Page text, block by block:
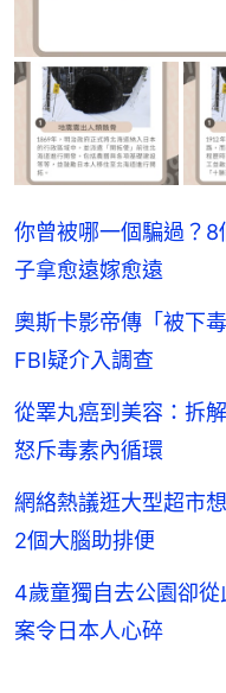
你曾被哪一個騙過？
子拿愈遠嫁愈遠
奧斯卡影帝傳「被下
FBI疑介入調查
從睪丸癌到美容：拆
怒斥毒素內循環
網絡熱議逛大型超市
2個大腦助排便
4歲童獨自去公園卻
案令日本人心碎